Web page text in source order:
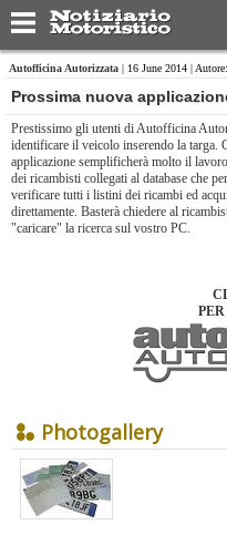
Autofficina Autorizzata | 16 June 2014 |
Prossima nuova
Prestissimo gli utenti di Autofficina
identificare il veicolo inserendo la targa.
applicazione semplificherà molto il
dei ricambisti collegati al database che
verificare tutti i listini dei ricambi ed
direttamente. Basterà chiedere al
"caricare" la ricerca sul vostro PC.
Photogallery